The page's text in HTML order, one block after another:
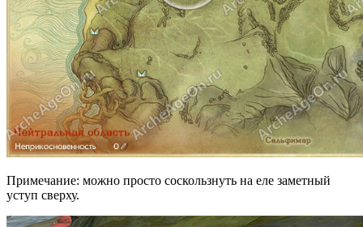
Примечание: можно просто соскользнуть на еле заметный
уступ сверху.